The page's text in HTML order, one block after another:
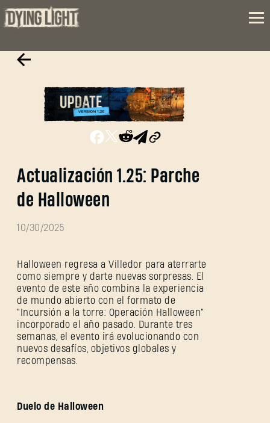
Actualización 1.25: Parche
de Halloween
10/30/2025
Halloween regresa a Villedor para aterrarte
como siempre y darte nuevas sorpresas. El
evento de este año combina la experiencia
de mundo abierto con el formato de
"Incursión a la torre: Operación Halloween"
incorporado el año pasado. Durante tres
semanas, el evento irá evolucionando con
nuevos desafíos, objetivos globales y
recompensas.
Duelo de Halloween